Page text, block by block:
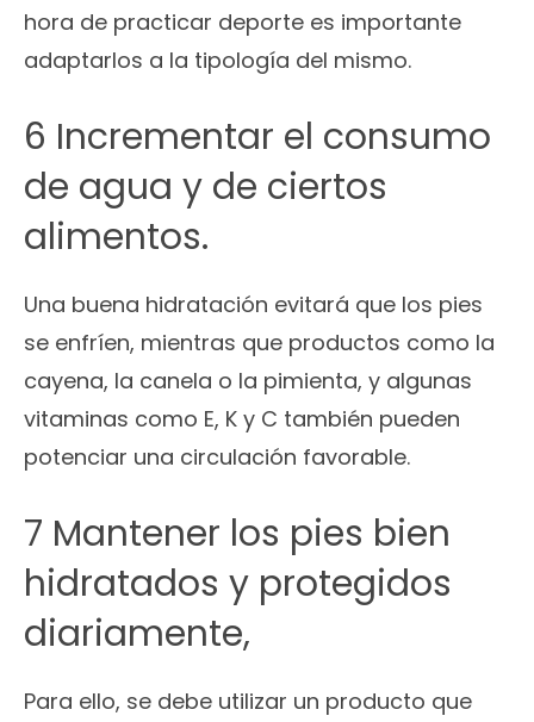
hora de practicar deporte es importante
adaptarlos a la tipología del mismo.
6 Incrementar el consumo
de agua y de ciertos
alimentos.
Una buena hidratación evitará que los pies
se enfríen, mientras que productos como la
cayena, la canela o la pimienta, y algunas
vitaminas como E, K y C también pueden
potenciar una circulación favorable.
7 Mantener los pies bien
hidratados y protegidos
diariamente,
Para ello, se debe utilizar un producto que